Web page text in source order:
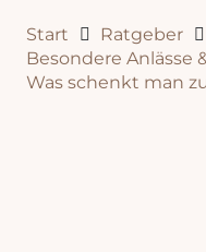
Start
Ratgeber
Besondere Anlässe
Was schenkt man